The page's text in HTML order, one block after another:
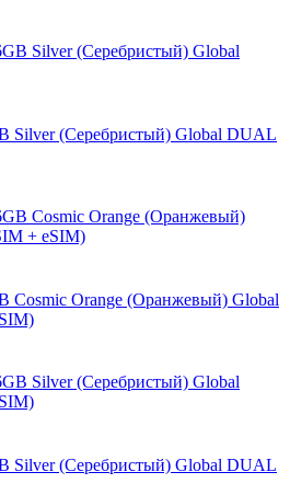
Silver (Серебристый) Global DUAL
Cosmic Orange (Оранжевый) Global
Silver (Серебристый) Global DUAL